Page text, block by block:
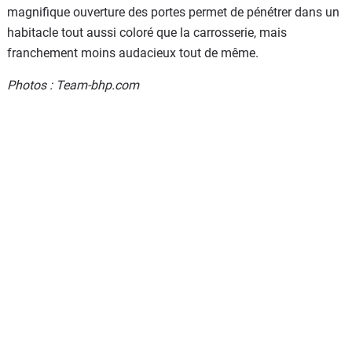
magnifique ouverture des portes permet de pénétrer dans un
habitacle tout aussi coloré que la carrosserie, mais
franchement moins audacieux tout de même.
Photos : Team-bhp.com